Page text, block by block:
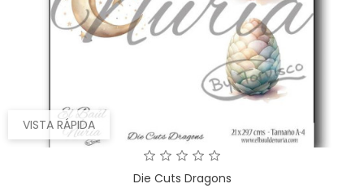
VISTA RÁPIDA
Die Cuts Dragons